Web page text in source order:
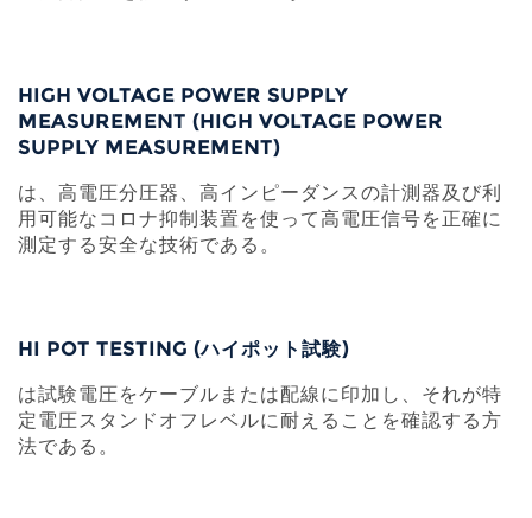
HIGH VOLTAGE POWER SUPPLY
MEASUREMENT (HIGH VOLTAGE POWER
SUPPLY MEASUREMENT)
は、高電圧分圧器、高インピーダンスの計測器及び利
用可能なコロナ抑制装置を使って高電圧信号を正確に
測定する安全な技術である。
HI POT TESTING (ハイポット試験)
は試験電圧をケーブルまたは配線に印加し、それが特
定電圧スタンドオフレベルに耐えることを確認する方
法である。